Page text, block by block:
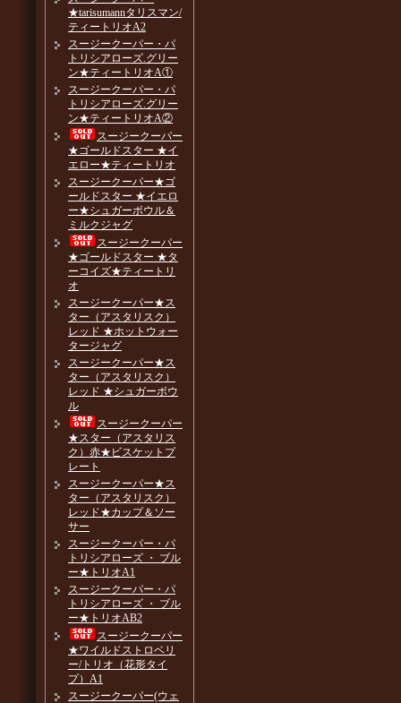
★tarisumannタリスマン/
ティートリオA2
スージークーパー・パ
トリシアローズ.グリー
ン★ティートリオA①
スージークーパー・パ
トリシアローズ.グリー
ン★ティートリオA②
スージークーパー
★ゴールドスター ★イ
エロー★ティートリオ
スージークーパー★ゴ
ールドスター ★イエロ
ー★シュガーボウル＆
ミルクジャグ
スージークーパー
★ゴールドスター ★タ
ーコイズ★ティートリ
オ
スージークーパー★ス
ター（アスタリスク）
レッド ★ホットウォー
タージャグ
スージークーパー★ス
ター（アスタリスク）
レッド ★シュガーボウ
ル
スージークーパー
★スター（アスタリス
ク）赤★ビスケットプ
レート
スージークーパー★ス
ター（アスタリスク）
レッド★カップ＆ソー
サー
スージークーパー・パ
トリシアローズ ・ ブル
ー★トリオA1
スージークーパー・パ
トリシアローズ ・ ブル
ー★トリオAB2
スージークーパー
★ワイルドストロベリ
ー/トリオ（花形タイ
プ）A1
スージークーパー(ウェ